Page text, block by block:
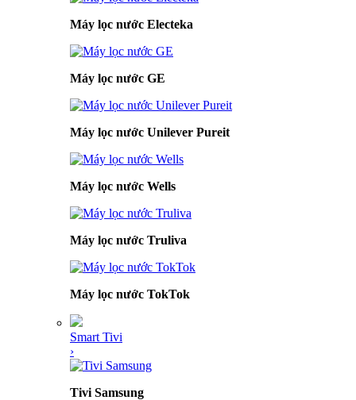
Máy lọc nước Electeka
Máy lọc nước GE
Máy lọc nước Unilever Pureit
Máy lọc nước Wells
Máy lọc nước Truliva
Máy lọc nước TokTok
Smart Tivi
›
Tivi Samsung